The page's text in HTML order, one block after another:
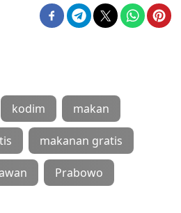
kodim makan
makanan gratis
Prabowo